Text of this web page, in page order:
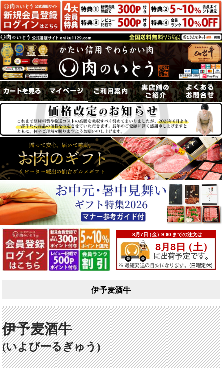
伊予麦酒牛
伊予麦酒牛
(いよびーるぎゅう)